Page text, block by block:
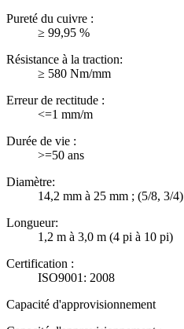
Pureté du cuivre :
≥ 99,95 %
Résistance à la traction:
≥ 580 Nm/mm
Erreur de rectitude :
<=1 mm/m
Durée de vie :
>=50 ans
Diamètre:
14,2 mm à 25 mm ; (5/8, 3/4)
Longueur:
1,2 m à 3,0 m (4 pi à 10 pi)
Certification :
ISO9001: 2008
Capacité d'approvisionnement